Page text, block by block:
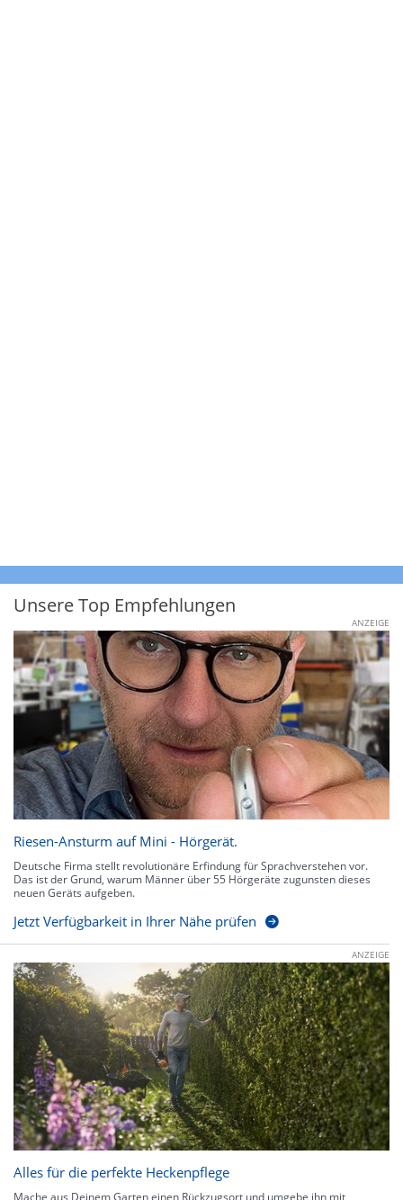
Unsere Top Empfehlungen
ANZEIGE
Riesen-Ansturm auf Mini - Hörgerät.
Deutsche Firma stellt revolutionäre Erfindung für Sprachverstehen vor.
Das ist der Grund, warum Männer über 55 Hörgeräte zugunsten dieses
neuen Geräts aufgeben.
Jetzt Verfügbarkeit in Ihrer Nähe prüfen
ANZEIGE
Alles für die perfekte Heckenpflege
Mache aus Deinem Garten einen Rückzugsort und umgebe ihn mit